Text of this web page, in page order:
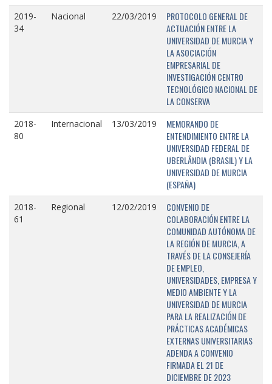
2019-
34
Nacional 22/03/2019
PROTOCOLO GENERAL DE
ACTUACIÓN ENTRE LA
UNIVERSIDAD DE MURCIA Y
LA ASOCIACIÓN
EMPRESARIAL DE
INVESTIGACIÓN CENTRO
TECNOLÓGICO NACIONAL DE
LA CONSERVA
2018-
80
Internacional 13/03/2019
MEMORANDO DE
ENTENDIMIENTO ENTRE LA
UNIVERSIDAD FEDERAL DE
UBERLÂNDIA (BRASIL) Y LA
UNIVERSIDAD DE MURCIA
(ESPAÑA)
2018-
61
Regional 12/02/2019
CONVENIO DE
COLABORACIÓN ENTRE LA
COMUNIDAD AUTÓNOMA DE
LA REGIÓN DE MURCIA, A
TRAVÉS DE LA CONSEJERÍA
DE EMPLEO,
UNIVERSIDADES, EMPRESA Y
MEDIO AMBIENTE Y LA
UNIVERSIDAD DE MURCIA
PARA LA REALIZACIÓN DE
PRÁCTICAS ACADÉMICAS
EXTERNAS UNIVERSITARIAS
ADENDA A CONVENIO
FIRMADA EL 21 DE
DICIEMBRE DE 2023